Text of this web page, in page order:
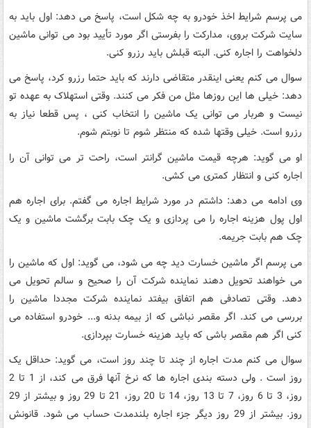
می پرسم شرایط اخذ خودرو به چه شکل است، پاسخ می دهد: اول باید به
سایت شرکت بروی، مدارکت را بفرستی اگر مورد تأیید بود می توانی ماشین
دلخواهت را اجاره کنی. البته قبلش باید رزرو کنی.
سوال می کنم یعنی اینقدر متقاضی دارند که باید حتما رزرو کرد، پاسخ می
دهد: خیلی ها این روزها مثل من فکر می کنند. وقتی استهلاک به عهده تو
نیست و هربار می توانی یک ماشین را انتخاب کنی ، پس قطعا نیاز به
رزرو است. خیلی وقتها شده که منتظر شوم تا نوبتم شوم.
او می گوید: هرچه قیمت ماشین گرانتر است، راحت تر می توانی آن را
اجاره کنی و انتظار کمتری می کشی.
وی ادامه می دهد: داشتم در مورد شرایط اجاره می گفتم. برای اجاره هم
اول پول هزینه اجاره را می پردازی و یک چک بابت برگشت ماشین و یک
چک هم بابت جریمه.
می پرسم اگر ماشین خسارت دید چه می شود، می گوید: اول که ماشین را
می خواهند تحویل دهند نماینده شرکت آن را صحیح و سالم تحویل می
دهد. وقتی تصادفی هم اتفاق بیفتد نماینده شرکت مجددا ماشین را
بررسی می کند. اگر مقصر نباشی که از بیمه بدنه و... خودرو استفاده می
کنی اگر هم مقصر باشی که باید هزینه خسارت بپردازی.
سوال می کنم مدت اجاره از چند تا چند روز است، می گوید: حداقل یک
روز است . ولی دسته بندی اجاره ها که نرخ آنها فرق می کند، از 1 تا 2
روز، 3 تا 6 روز، 7 تا 13 روز، 14 تا 20 روز، 21 تا 29 روز و بیشتر از 29
روز. بیشتر از 29 روز دیگر جزء اجاره بلندمدت حساب می شود. قانونش